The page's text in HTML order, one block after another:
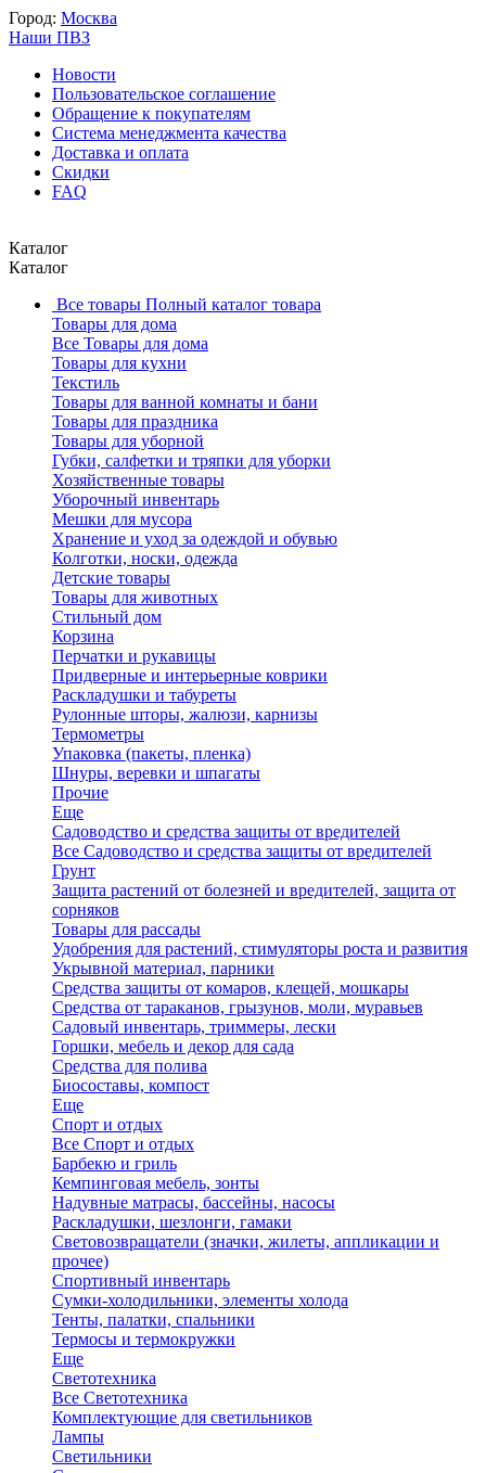
Город: Москва
Наши ПВЗ
Новости
Пользовательское соглашение
Обращение к покупателям
Система менеджмента качества
Доставка и оплата
Скидки
FAQ
Каталог
Каталог
Все товары Полный каталог товара
Товары для дома
Все Товары для дома
Товары для кухни
Текстиль
Товары для ванной комнаты и бани
Товары для праздника
Товары для уборной
Губки, салфетки и тряпки для уборки
Хозяйственные товары
Уборочный инвентарь
Мешки для мусора
Хранение и уход за одеждой и обувью
Колготки, носки, одежда
Детские товары
Товары для животных
Стильный дом
Корзина
Перчатки и рукавицы
Придверные и интерьерные коврики
Раскладушки и табуреты
Рулонные шторы, жалюзи, карнизы
Термометры
Упаковка (пакеты, пленка)
Шнуры, веревки и шпагаты
Прочие
Еще
Садоводство и средства защиты от вредителей
Все Садоводство и средства защиты от вредителей
Грунт
Защита растений от болезней и вредителей, защита от
сорняков
Товары для рассады
Удобрения для растений, стимуляторы роста и развития
Укрывной материал, парники
Средства защиты от комаров, клещей, мошкары
Средства от тараканов, грызунов, моли, муравьев
Садовый инвентарь, триммеры, лески
Горшки, мебель и декор для сада
Средства для полива
Биосоставы, компост
Еще
Спорт и отдых
Все Спорт и отдых
Барбекю и гриль
Кемпинговая мебель, зонты
Надувные матрасы, бассейны, насосы
Раскладушки, шезлонги, гамаки
Световозвращатели (значки, жилеты, аппликации и
прочее)
Спортивный инвентарь
Сумки-холодильники, элементы холода
Тенты, палатки, спальники
Термосы и термокружки
Еще
Светотехника
Все Светотехника
Комплектующие для светильников
Лампы
Светильники